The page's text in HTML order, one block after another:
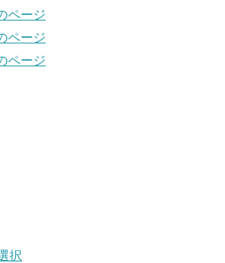
ページ
ページ
ページ
択